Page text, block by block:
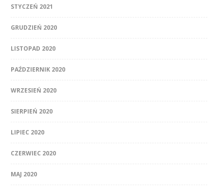
STYCZEŃ 2021
GRUDZIEŃ 2020
LISTOPAD 2020
PAŹDZIERNIK 2020
WRZESIEŃ 2020
SIERPIEŃ 2020
LIPIEC 2020
CZERWIEC 2020
MAJ 2020